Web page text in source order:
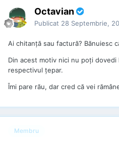
Octavian
Publicat 28 Septembrie,
Ai chitanță sau factură? Bănuiesc
Din acest motiv nici nu poți dovedi
respectivul țepar.
Îmi pare rău, dar cred că vei
Membru